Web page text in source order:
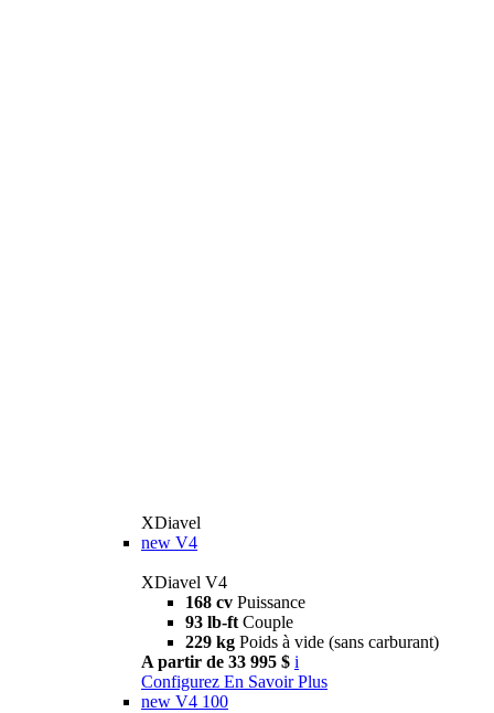
XDiavel
new V4
XDiavel V4
168 cv Puissance
93 lb-ft Couple
229 kg Poids à vide (sans carburant)
A partir de 33 995 $ i
Configurez En Savoir Plus
new V4 100